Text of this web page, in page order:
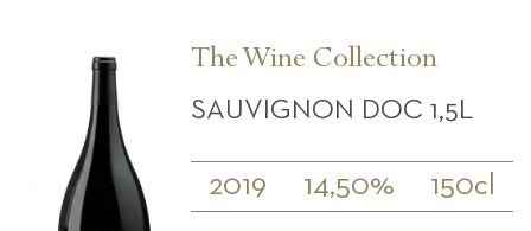
The Wine Collection
SAUVIGNON DOC 1,5L
2019 14,50% 150cl